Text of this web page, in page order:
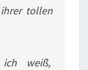
tollen
weiß,